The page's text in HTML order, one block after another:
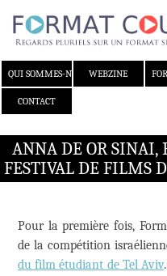
QUI SOMMES-NOUS ?WEBZINE
CONTACT
ANNA DE OR SINAI,
FESTIVAL DE FILMS
Pour la première fois,
de la compétition
du film étudiant de Tel Aviv